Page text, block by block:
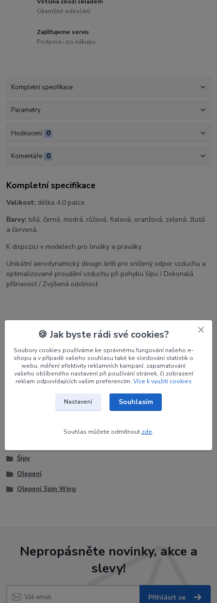
Většina zboží skladem
Okamžité odeslání
Zajišťujeme servis
Podpora i po nákupu
Kompletní specifikace
Parametry
Hodnocení 0
Komentáře 0
Kompletní specifikace
Velikost: délka 4,0 palce.
Barvy: bílá, černá, modrá, růžová, fialová, oranžová, zelená, žlutá
a červená.
K dispozici v modelech pro leváky a praváky.
Unikátní aerodynamický design Jet6 pro snížený odpor vzduchu a
optimalizované proudění vzduchu při pohybu šípu / Dokonalá
přilnavost / Zvýšená odolnost
Parametry
Výrobce JET6
Orientace LH
Šípy
Olepení
Olepení Spin Wing
Nepropásněte novinky, akce a
slevy!
Přihlásit se
🍪 Jak byste rádi své cookies?
Soubory cookies používáme ke správnému fungování našeho e-
shopu a v případě vašeho souhlasu také ke sledování statistik o
webu, měření efektivity reklamních kampaní, zapamatování
vašeho oblíbeného nastavení při používání stránek, či zobrazení
reklam odpovídajících vašim preferencím. Více k využití cookies
Nastavení Souhlasím
Souhlas můžete odmítnout zde.